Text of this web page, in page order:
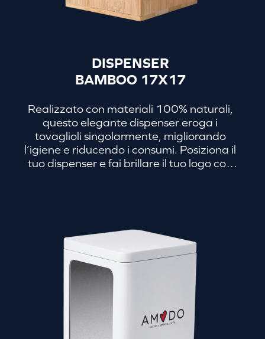
DISPENSER
BAMBOO 17X17
Realizzato con materiali 100% naturali,
questo elegante dispenser eroga i
tovaglioli singolarmente, migliorando
l’igiene e riducendo i consumi. Posiziona il
tuo dispenser e fai brillare il tuo logo con